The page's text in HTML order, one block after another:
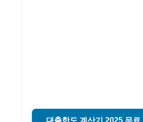
대출한도 계산기 2025 무료